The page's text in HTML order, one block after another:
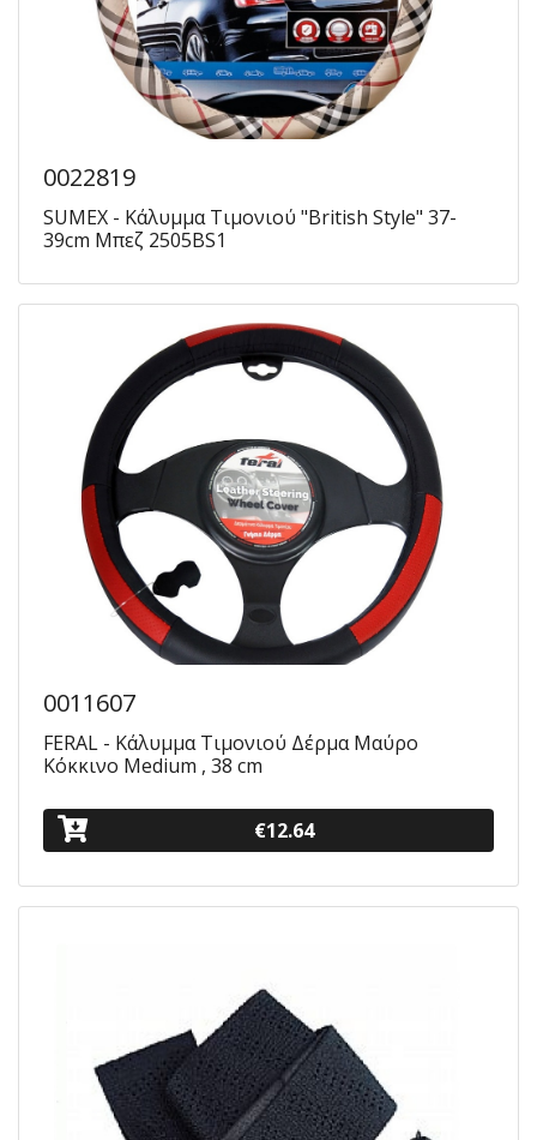
0022819
SUMEX - Κάλυμμα Τιμονιού "British Style" 37-
39cm Μπεζ 2505BS1
0011607
FERAL - Κάλυμμα Τιμονιού Δέρμα Μαύρο
Κόκκινο Μedium , 38 cm
€12.64